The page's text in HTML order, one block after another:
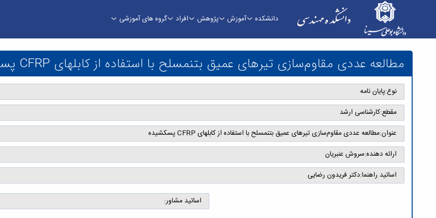
دانشکده آموزش پژوهش افراد گروه های آموزشی
مطالعه عددی مقاوم‌سازی تیرهای عمیق بتن­­مسلح با استفاده از کابل­های CFRP پس­کشیده
نوع:پایان نامه
مقطع:کارشناسی ارشد
عنوان:مطالعه عددی مقاوم‌سازی تیرهای عمیق بتن­­مسلح با استفاده از کابل­های CFRP پس­کشیده
ارائه دهنده:سروش عنبریان
اساتید راهنما:دکتر فریدون رضایی
اساتید مشاور: